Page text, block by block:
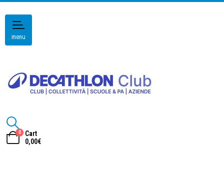
menu
0
Cart
0,00€